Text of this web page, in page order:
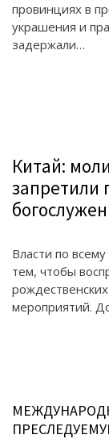
провинциях в
украшения и
задержали…
Китай:
запретили
Власти по
тем, чтобы
мероприятий.